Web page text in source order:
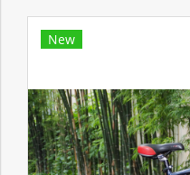
New